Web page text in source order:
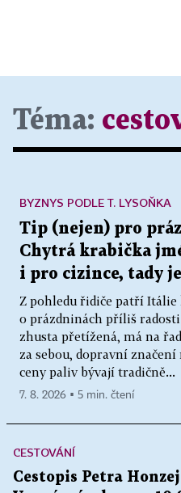
Téma:
Tip (nejen) pro
Chytrá krabička
i pro cizince, tady
Z pohledu řidiče patří
o prázdninách příliš
zhusta přetížená, má na
za sebou, dopravní
ceny paliv bývají tradičně...
BYZNYS PODLE T. LYSOŇKA
7. 8. 2026 ▪ 5 min. čtení
CESTOVÁNÍ
Cestopis Petra